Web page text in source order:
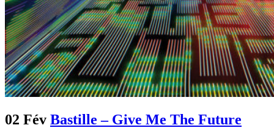
02 Fév Bastille – Give Me The Future